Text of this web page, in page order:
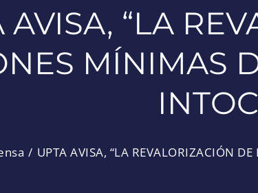
AVISA, “LA
MÍNIMAS
UPTA AVISA, “LA REVALORIZACIÓN